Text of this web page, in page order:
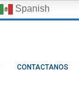
CONTACTANOS
Spanish